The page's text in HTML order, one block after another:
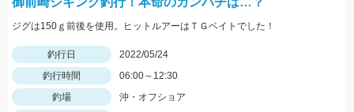
ジグは150ｇ前後を使用。ヒットルアーはＴＧベイトでした！
釣行日
2022/05/24
釣行時間
06:00～12:30
釣場
沖・オフショア